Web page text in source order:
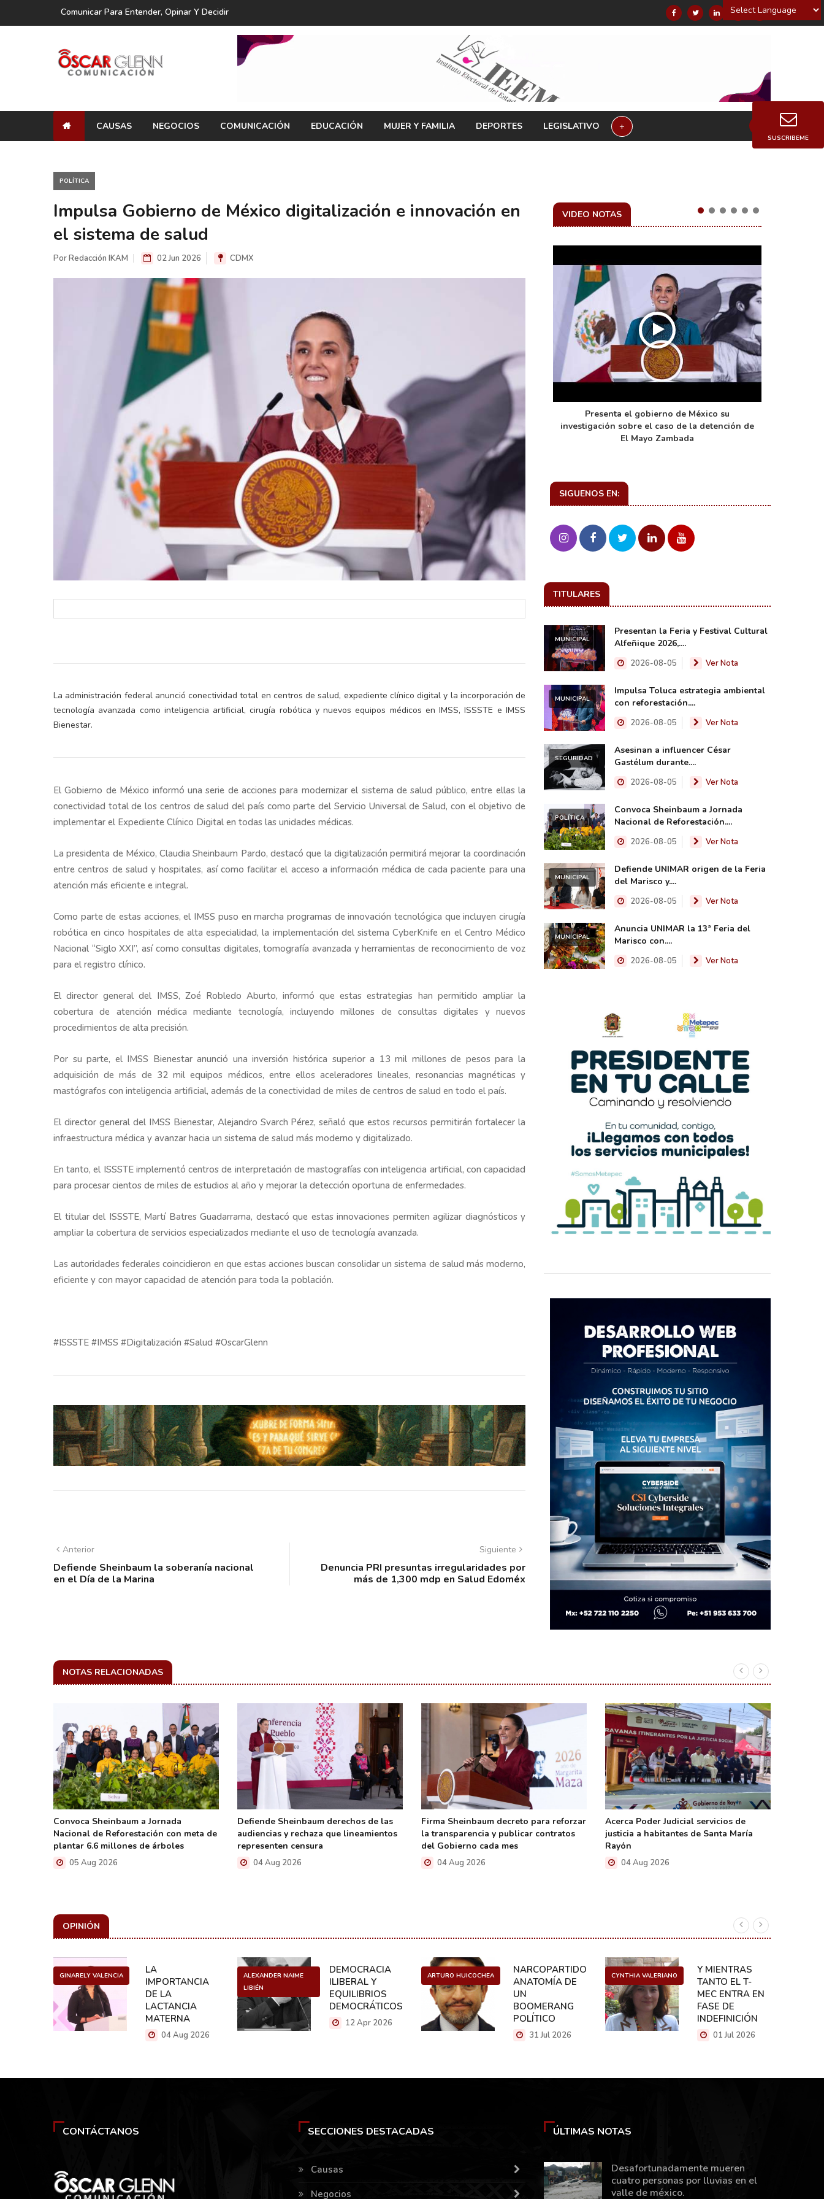
Powered by
Comunicar Para Entender, Opinar Y Decidir
CAUSAS NEGOCIOS COMUNICACIÓN EDUCACIÓN MUJER Y FAMILIA DEPORTES LEGISLATIVO +
POLÍTICA
Impulsa Gobierno de México digitalización e innovación en
el sistema de salud
Por Redacción IKAM 02 Jun 2026 CDMX
La administración federal anunció conectividad total en centros de salud, expediente clínico digital y la incorporación de
tecnología avanzada como inteligencia artificial, cirugía robótica y nuevos equipos médicos en IMSS, ISSSTE e IMSS
Bienestar.
El Gobierno de México informó una serie de acciones para modernizar el sistema de salud público, entre ellas la
conectividad total de los centros de salud del país como parte del Servicio Universal de Salud, con el objetivo de
implementar el Expediente Clínico Digital en todas las unidades médicas.
La presidenta de México, Claudia Sheinbaum Pardo, destacó que la digitalización permitirá mejorar la coordinación
entre centros de salud y hospitales, así como facilitar el acceso a información médica de cada paciente para una
atención más eficiente e integral.
Como parte de estas acciones, el IMSS puso en marcha programas de innovación tecnológica que incluyen cirugía
robótica en cinco hospitales de alta especialidad, la implementación del sistema CyberKnife en el Centro Médico
Nacional “Siglo XXI”, así como consultas digitales, tomografía avanzada y herramientas de reconocimiento de voz
para el registro clínico.
El director general del IMSS, Zoé Robledo Aburto, informó que estas estrategias han permitido ampliar la
cobertura de atención médica mediante tecnología, incluyendo millones de consultas digitales y nuevos
procedimientos de alta precisión.
Por su parte, el IMSS Bienestar anunció una inversión histórica superior a 13 mil millones de pesos para la
adquisición de más de 32 mil equipos médicos, entre ellos aceleradores lineales, resonancias magnéticas y
mastógrafos con inteligencia artificial, además de la conectividad de miles de centros de salud en todo el país.
El director general del IMSS Bienestar, Alejandro Svarch Pérez, señaló que estos recursos permitirán fortalecer la
infraestructura médica y avanzar hacia un sistema de salud más moderno y digitalizado.
En tanto, el ISSSTE implementó centros de interpretación de mastografías con inteligencia artificial, con capacidad
para procesar cientos de miles de estudios al año y mejorar la detección oportuna de enfermedades.
El titular del ISSSTE, Martí Batres Guadarrama, destacó que estas innovaciones permiten agilizar diagnósticos y
ampliar la cobertura de servicios especializados mediante el uso de tecnología avanzada.
Las autoridades federales coincidieron en que estas acciones buscan consolidar un sistema de salud más moderno,
eficiente y con mayor capacidad de atención para toda la población.
#ISSSTE #IMSS #Digitalización #Salud #OscarGlenn
Anterior
Defiende Sheinbaum la soberanía nacional
en el Día de la Marina
Siguiente
Denuncia PRI presuntas irregularidades por
más de 1,300 mdp en Salud Edoméx
VIDEO NOTAS
Y salió la propuesta de Reforma Electoral de
la Presidenta Sheinbaum
Informa el gobierno federal cómo fue el
operativo de captura de "El Mencho" y sus
reacciones en Jalisco
Presenta el gobierno de México su
investigación sobre el caso de la detención de
El Mayo Zambada
SIGUENOS EN:
TITULARES
MUNICIPAL
Presentan la Feria y Festival Cultural
Alfeñique 2026,....
2026-08-05 Ver Nota
MUNICIPAL
Impulsa Toluca estrategia ambiental
con reforestación....
2026-08-05 Ver Nota
SEGURIDAD
Asesinan a influencer César
Gastélum durante....
2026-08-05 Ver Nota
POLÍTICA
Convoca Sheinbaum a Jornada
Nacional de Reforestación....
2026-08-05 Ver Nota
MUNICIPAL
Defiende UNIMAR origen de la Feria
del Marisco y....
2026-08-05 Ver Nota
MUNICIPAL
Anuncia UNIMAR la 13ª Feria del
Marisco con....
2026-08-05 Ver Nota
NOTAS RELACIONADAS
Convoca Sheinbaum a Jornada
Nacional de Reforestación con meta de
plantar 6.6 millones de árboles
05 Aug 2026
Defiende Sheinbaum derechos de las
audiencias y rechaza que lineamientos
representen censura
04 Aug 2026
Firma Sheinbaum decreto para reforzar
la transparencia y publicar contratos
del Gobierno cada mes
04 Aug 2026
Acerca Poder Judicial servicios de
justicia a habitantes de Santa María
Rayón
04 Aug 2026
OPINIÓN
GINARELY VALENCIA
LA
IMPORTANCIA
DE LA
LACTANCIA
MATERNA
04 Aug 2026
ALEXANDER NAIME
LIBIÉN
DEMOCRACIA
ILIBERAL Y
EQUILIBRIOS
DEMOCRÁTICOS
12 Apr 2026
ARTURO HUICOCHEA
NARCOPARTIDO:
ANATOMÍA DE
UN
BOOMERANG
POLÍTICO
31 Jul 2026
CYNTHIA VALERIANO
Y MIENTRAS
TANTO EL T-
MEC ENTRA EN
FASE DE
INDEFINICIÓN
01 Jul 2026
SUSCRIBEME
CONTÁCTANOS SECCIONES DESTACADAS
Causas
Negocios
ÚLTIMAS NOTAS
Desafortunadamente mueren
cuatro personas por lluvias en el
valle de méxico.